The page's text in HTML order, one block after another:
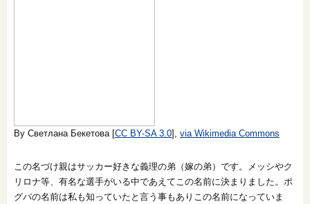
By Светлана Бекетова [CC BY-SA 3.0], via Wikimedia Commons
この名づけ親はサッカー好きな義理の弟（嫁の弟）です。メッシやク
リロナ等、有名な選手がいる中であえてこの名前に決まりました。ポ
グバの名前は私も知っていたと言う事もありこの名前になっていま